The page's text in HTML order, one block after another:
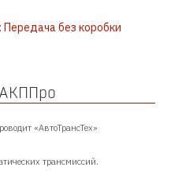
без коробки
«АвтоТрансТех»
трансмиссий.